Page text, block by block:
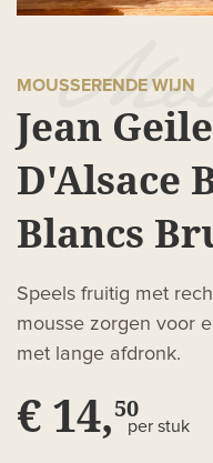
MOUSSERENDE WIJN
Jean
D'Alsace
Blancs
Speels fruitig met
mousse zorgen voor
met lange afdronk.
€ 14,50
per stuk